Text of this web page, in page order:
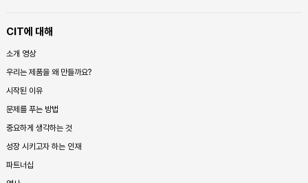
CIT에 대해
소개 영상
우리는 제품을 왜 만들까요?
시작된 이유
문제를 푸는 방법
중요하게 생각하는 것
성장 시키고자 하는 인재
파트너십